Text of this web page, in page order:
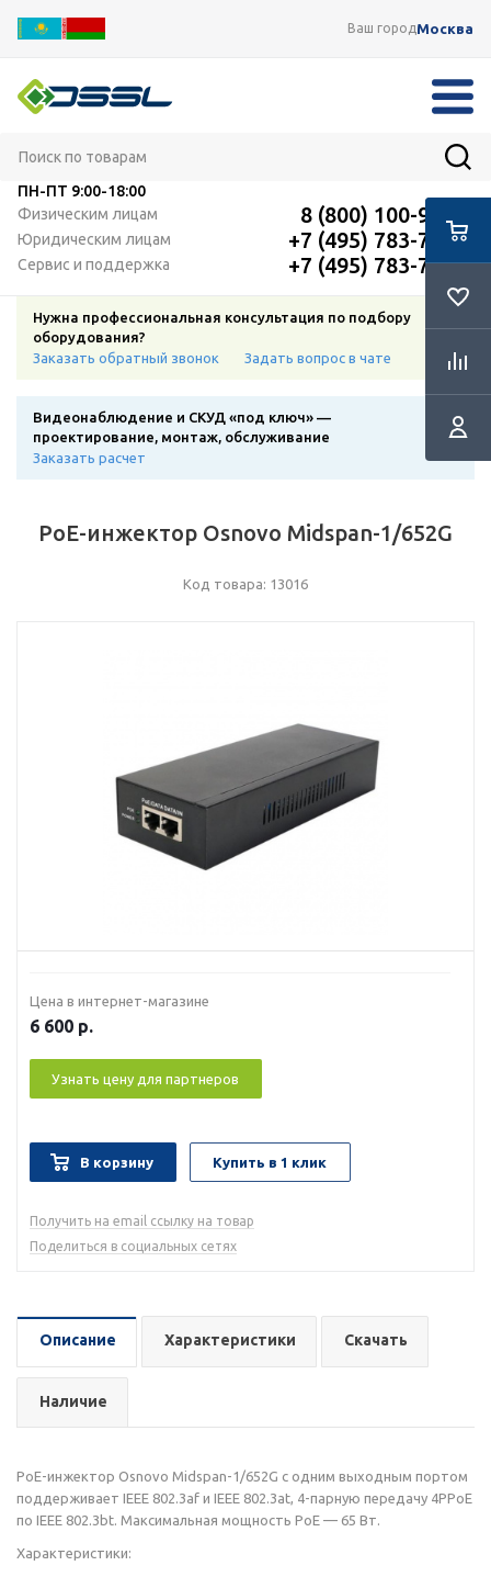
Ваш городМосква
ПН-ПТ 9:00-18:00
Физическим лицам
8 (800) 100-91-12
Юридическим лицам +7 (495) 783-72-87
Сервис и поддержка +7 (495) 783-72-87
Нужна профессиональная консультация по подбору
оборудования?
Заказать обратный звонок
Задать вопрос в чате
Видеонаблюдение и СКУД «под ключ» —
проектирование, монтаж, обслуживание
Заказать расчет
PoE-инжектор Osnovo Midspan-1/652G
Код товара: 13016
Цена в интернет-магазине
6 600 р.
Узнать цену для партнеров
В корзину Купить в 1 клик
Получить на email ссылку на товар
Поделиться в социальных сетях
Описание Характеристики Скачать
Наличие
РоЕ-инжектор Osnovo Midspan-1/652G с одним выходным портом
поддерживает IEEE 802.3af и IEEE 802.3at, 4-парную передачу 4PPoE
по IEEE 802.3bt. Максимальная мощность РоЕ — 65 Вт.
Характеристики: